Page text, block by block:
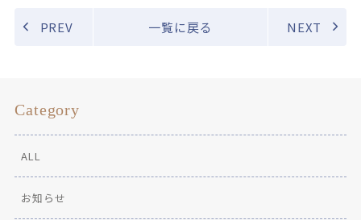
PREV 一覧に戻る NEXT
Category
ALL
お知らせ